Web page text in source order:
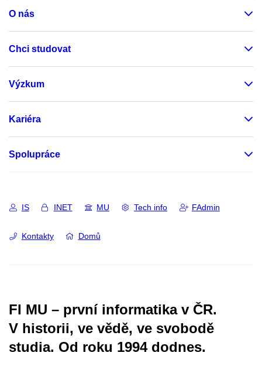
O nás
Chci studovat
Výzkum
Kariéra
Spolupráce
IS INET MU Tech info FAdmin
Kontakty Domů
FI MU – první informatika v ČR.
V historii, ve vědě, ve svobodě
studia. Od roku 1994 dodnes.